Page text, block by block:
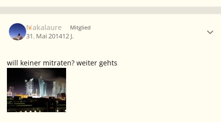
Makalaure Mitglied
31. Mai 201412 J.
will keiner mitraten? weiter gehts